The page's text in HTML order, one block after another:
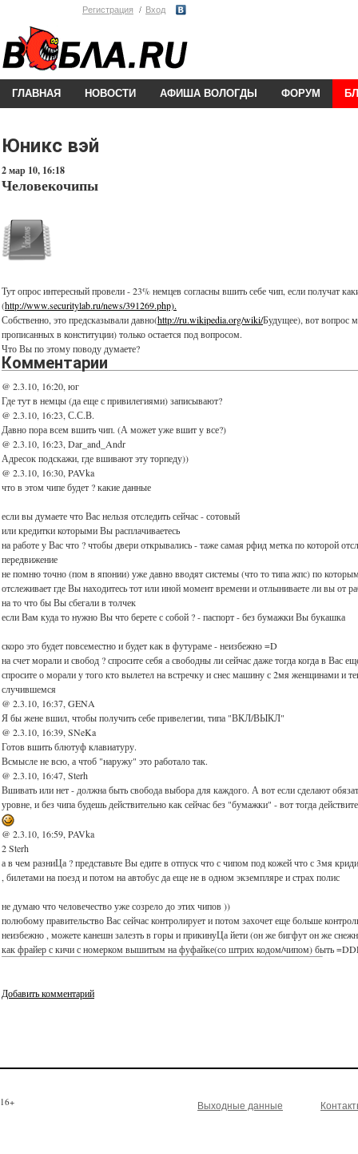
Регистрация Вход
ГЛАВНАЯ НОВОСТИ АФИША ВОЛОГДЫ ФОРУМ
Юникс вэй
2 мар 10, 16:18
Человекочипы
Тут опрос интересный провели - 23% немцев согласны вшить себе чип, если получат
(http://www.securitylab.ru/news/391269.php).
Собственно, это предсказывали давно(http://ru.wikipedia.org/wiki/Будущее), вот вопрос
прописанных в конституции) только остается под вопросом.
Что Вы по этому поводу думаете?
Комментарии
@ 2.3.10, 16:20, юг
Где тут в немцы (да еще с привилегиями) записывают?
@ 2.3.10, 16:23, С.С.В.
Давно пора всем вшить чип. (А может уже вшит у все?)
@ 2.3.10, 16:23, Dar_and_Andr
Адресок подскажи, где вшивают эту торпеду))
@ 2.3.10, 16:30, PAVka
что в этом чипе будет ? какие данные
если вы думаете что Вас нельзя отследить сейчас - сотовый
или кредитки которыми Вы расплачиваетесь
на работе у Вас что ? чтобы двери открывались - таже самая рфид метка по которой
передвижение
не помню точно (пом в японии) уже давно вводят системы (что то типа жпс) по
отслеживает где Вы находитесь тот или иной момент времени и отлыниваете ли вы от
на то что бы Вы сбегали в толчек
если Вам куда то нужно Вы что берете с собой ? - паспорт - без бумажки Вы букашка
скоро это будет повсеместно и будет как в футураме - неизбежно =D
на счет морали и свобод ? спросите себя а свободны ли сейчас даже тогда когда в Вас
спросите о морали у того кто вылетел на встречку и снес машину с 2мя женщинами и
случившемся
@ 2.3.10, 16:37, GENA
Я бы жене вшил, чтобы получить себе привелегии, типа "ВКЛ/ВЫКЛ"
@ 2.3.10, 16:39, SNeKa
Готов вшить блютуф клавиатуру.
Всмысле не всю, а чтоб "наружу" это работало так.
@ 2.3.10, 16:47, Sterh
Вшивать или нет - должна быть свобода выбора для каждого. А вот если сделают
уровне, и без чипа будешь действительно как сейчас без "бумажки" - вот тогда
@ 2.3.10, 16:59, PAVka
2 Sterh
а в чем разниЦа ? представьте Вы едите в отпуск что с чипом под кожей что с 3мя
, билетами на поезд и потом на автобус да еще не в одном экземпляре и страх полис
не думаю что человечество уже созрело до этих чипов ))
полюбому правительство Вас сейчас контролирует и потом захочет еще больше
неизбежно , можете канешн залезть в горы и прикинуЦа йети (он же бигфут он же
как фрайер с кичи с номерком вышитым на фуфайке(со штрих кодом/чипом) быть
Добавить комментарий
16+ Выходные данные